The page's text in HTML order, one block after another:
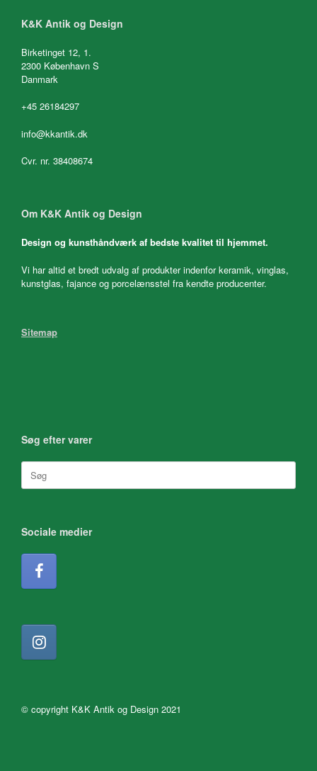
K&K Antik og Design
Birketinget 12, 1.
2300 København S
Danmark
+45 26184297
info@kkantik.dk
Cvr. nr. 38408674
Om K&K Antik og Design
Design og kunsthåndværk af bedste kvalitet til hjemmet.
Vi har altid et bredt udvalg af produkter indenfor keramik, vinglas,
kunstglas, fajance og porcelænsstel fra kendte producenter.
Sitemap
Søg efter varer
Søg
efter:
Sociale medier
© copyright K&K Antik og Design 2021